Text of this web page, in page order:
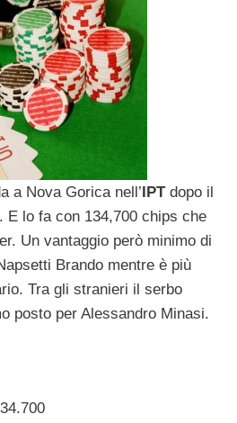
a Nova Gorica nell’IPTdopo il
E lo fa con 134,700 chips che
Un vantaggio però minimo di
Brando mentre è più
Tra gli stranieri il serbo
posto per Alessandro Minasi.